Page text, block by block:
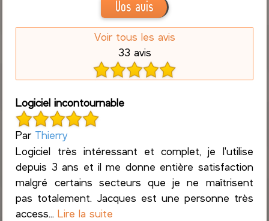
Vos avis
Voir tous les avis
33 avis
Logiciel incontournable
Par Thierry
Logiciel très intéressant et complet, je l'utilise
depuis 3 ans et il me donne entière satisfaction
malgré certains secteurs que je ne maîtrisent
pas totalement. Jacques est une personne très
access...Lire la suite